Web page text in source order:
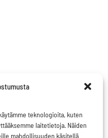
teknologioita, kuten
laitetietoja. Näiden
mahdollisuuden käsitellä